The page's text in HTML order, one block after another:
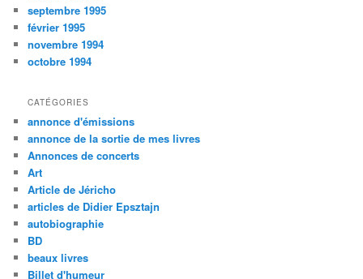
septembre 1995
février 1995
novembre 1994
octobre 1994
CATÉGORIES
annonce d'émissions
annonce de la sortie de mes livres
Annonces de concerts
Art
Article de Jéricho
articles de Didier Epsztajn
autobiographie
BD
beaux livres
Billet d'humeur